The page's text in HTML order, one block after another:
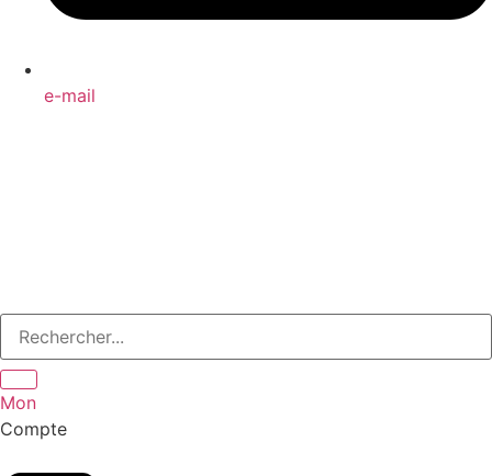
e-mail
Mon
Compte